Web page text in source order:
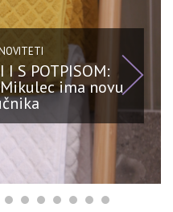
I S POTPISOM:
ima novu